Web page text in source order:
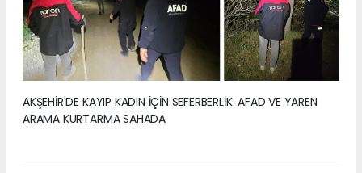
AKŞEHİR'DE KAYIP KADIN İÇİN SEFERBERLİK: AFAD VE YAREN
ARAMA KURTARMA SAHADA